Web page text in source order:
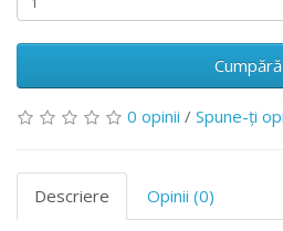
Cumpără
0 opinii / Spune-ţi
Descriere Opinii (0)